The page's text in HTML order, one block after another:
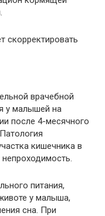
скорректировать
врачебной
у малышей на
после 4-месячного
кишечника в
питания,
у малыша,
сна. При